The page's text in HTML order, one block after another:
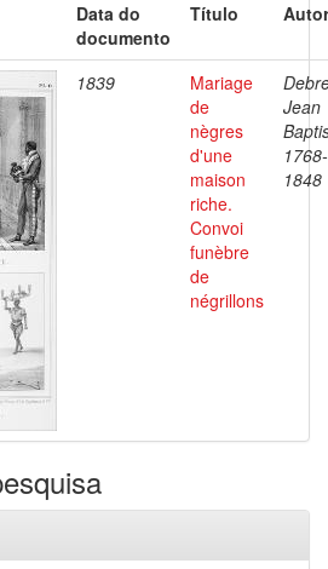
Data do
documento
Título
1839
Mariage
de
nègres
d'une
maison
riche.
Convoi
funèbre
de
négrillons
Jean
1768-
1848